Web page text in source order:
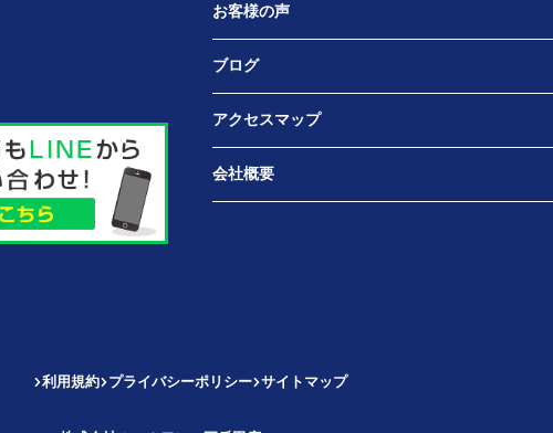
お客様の声
ブログ
アクセスマップ
会社概要
利用規約 プライバシーポリシー サイトマップ